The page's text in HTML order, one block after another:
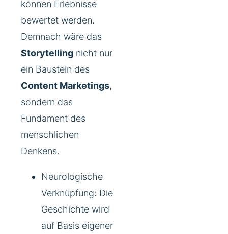
können Erlebnisse
bewertet werden.
Demnach wäre das
Storytelling nicht nur
ein Baustein des
Content Marketings,
sondern das
Fundament des
menschlichen
Denkens.
Neurologische
Verknüpfung: Die
Geschichte wird
auf Basis eigener